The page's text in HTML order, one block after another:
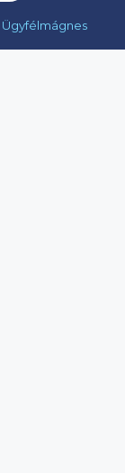
Ügyfélmágnes